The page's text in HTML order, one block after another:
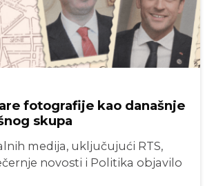
fotografije kao današnje
skupa
medija, uključujući RTS,
novosti i Politika objavilo